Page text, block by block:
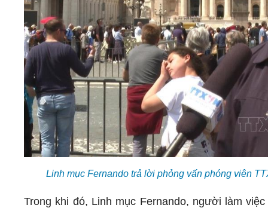
Linh mục Fernando trả lời phỏng vấn phóng viên
Trong khi đó, Linh mục Fernando, người làm